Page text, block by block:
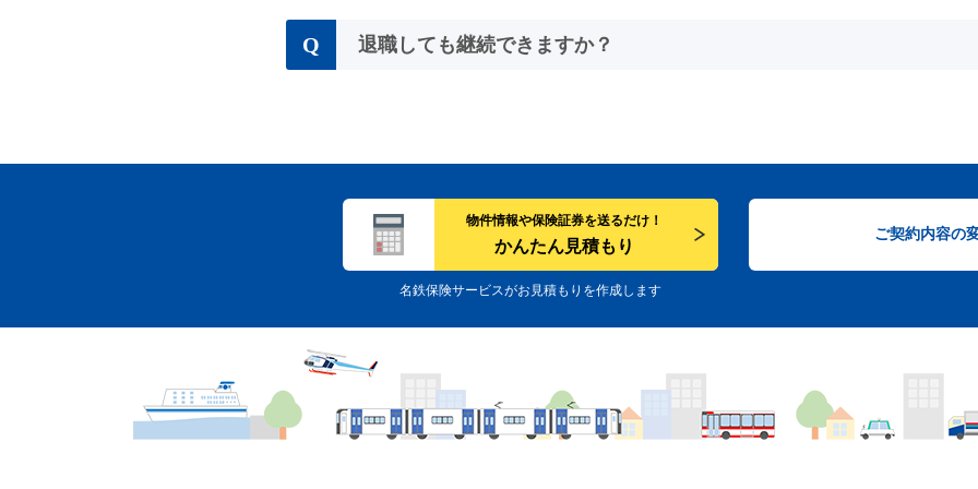
Q 退職しても継続できますか？
物件情報や保険証券を送るだけ！
かんたん見積もり
名鉄保険サービスがお見積もりを作成します
ご契約内容の